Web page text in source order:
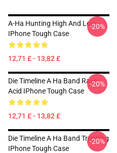
A-Ha Hunting High And Low -
IPhone Tough Case
12,71 £ - 13,82 £
-20%
Die Timeline A Ha Band Rave
Acid IPhone Tough Case
12,71 £ - 13,82 £
-20%
Die Timeline A Ha Band Trending
IPhone Tough Case
-20%